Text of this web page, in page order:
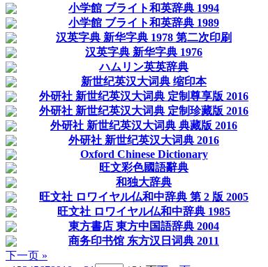
小学館 ブライト和英辞典 1994
小学館 ブライト和英辞典 1989
汉英字典 新华字典 1978 第二次印刷
汉英字典 新华字典 1976
ハムリン英英辞典
新世纪英汉大词典 缩印本
外研社 新世纪英汉大词典 定制尊享版 2016
外研社 新世纪英汉大词典 定制珍藏版 2016
外研社 新世纪英汉大词典 典藏版 2016
外研社 新世纪英汉大词典 2016
Oxford Chinese Dictionary
旺文彩色國語辭典
和独大辞典
旺文社 ロワイヤル仏和中辞典 第 2 版 2005
旺文社 ロワイヤル仏和中辞典 1985
東方書店 東方中国語辞典 2004
商务印书馆 东方汉日词典 2011
下一页 »